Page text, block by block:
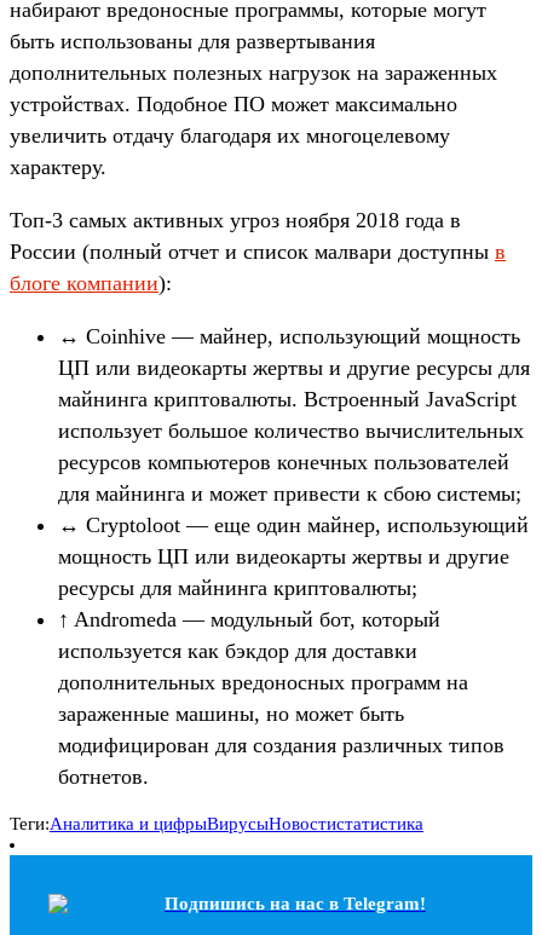
набирают вредоносные программы, которые могут
быть использованы для развертывания
дополнительных полезных нагрузок на зараженных
устройствах. Подобное ПО может максимально
увеличить отдачу благодаря их многоцелевому
характеру.
Топ-3 самых активных угроз ноября 2018 года в
России (полный отчет и список малвари доступны в
блоге компании):
↔ Coinhive — майнер, использующий мощность
ЦП или видеокарты жертвы и другие ресурсы для
майнинга криптовалюты. Встроенный JavaScript
использует большое количество вычислительных
ресурсов компьютеров конечных пользователей
для майнинга и может привести к сбою системы;
↔ Cryptoloot — еще один майнер, использующий
мощность ЦП или видеокарты жертвы и другие
ресурсы для майнинга криптовалюты;
↑ Andromeda — модульный бот, который
используется как бэкдор для доставки
дополнительных вредоносных программ на
зараженные машины, но может быть
модифицирован для создания различных типов
ботнетов.
Теги:Аналитика и цифрыВирусыНовостистатистика
Подпишись на наc в Telegram!